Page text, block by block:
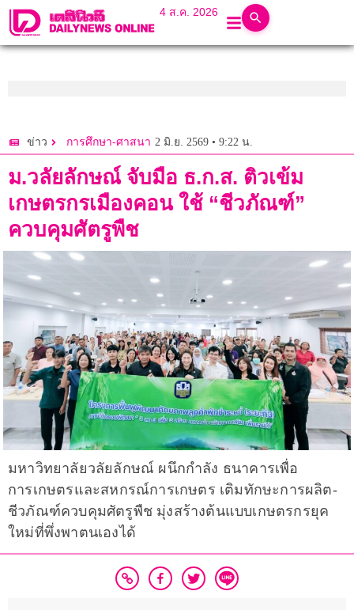
4 ส.ค. 2026
ข่าว การศึกษา-ศาสนา 2 มิ.ย. 2569 • 9:22 น.
ม.วลัยลักษณ์ จับมือ ธ.ก.ส. ติวเข้ม
เกษตรกรเมืองคอน ใช้ “ชีวภัณฑ์”
ควบคุมศัตรูพืช
มหาวิทยาลัยวลัยลักษณ์ ผนึกกำลัง ธนาคารเพื่อ
การเกษตรและสหกรณ์การเกษตร เติมทักษะการผลิต-
ชีวภัณฑ์ควบคุมศัตรูพืช มุ่งสร้างต้นแบบเกษตรกรยุค
ใหม่ที่พึ่งพาตนเองได้